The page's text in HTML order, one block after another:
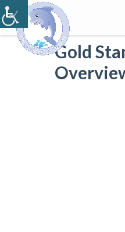
Skip
to
content
Gold